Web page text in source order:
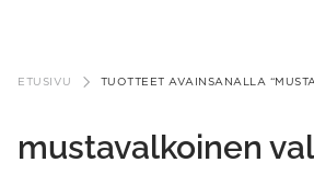
sisältöön
ETUSIVU TUOTTEET AVAINSANALLA
mustavalkoinen